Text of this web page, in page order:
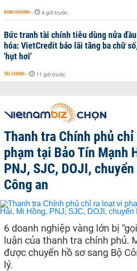
KINH DOANH - 4 giờ trước
Bức tranh tài chính tiêu dùng nửa
hóa: VietCredit báo lãi tăng ba chữ
'hụt hơi'
TÀI CHÍNH - 11 giờ trước
Thanh tra Chính phủ
phạm tại Bảo Tín Mạnh
PNJ, SJC, DOJI,
Công an
6 doanh nghiệp vàng lớn bị
luận của thanh tra chính phủ.
được chuyển hồ sơ sang Bộ
lý.